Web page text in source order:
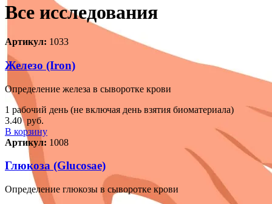
Все исследования
Артикул: 1033
Железо (Iron)
Определение железа в сыворотке крови
1 рабочий день (не включая день взятия биоматериала)
3.40 руб.
В корзину
Артикул: 1008
Глюкоза (Glucosae)
Определение глюкозы в сыворотке крови